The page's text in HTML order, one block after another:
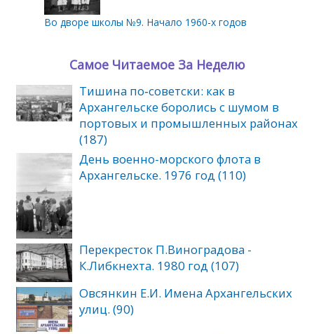
Во дворе школы №9. Начало 1960-х годов
Самое Читаемое За Неделю
Тишина по‑советски: как в
Архангельске боролись с шумом в
портовых и промышленных районах
(187)
День военно-морского флота в
Архангельске. 1976 год (110)
Перекресток П.Виноградова -
К.Либкнехта. 1980 год (107)
Овсянкин Е.И. Имена Архангельских
улиц. (90)